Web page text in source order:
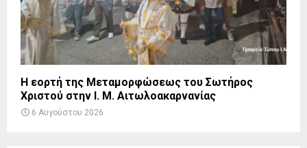
Η εορτή της Μεταμορφώσεως του Σωτήρος
Χριστού στην Ι. Μ. Αιτωλοακαρνανίας
6 Αυγούστου 2026